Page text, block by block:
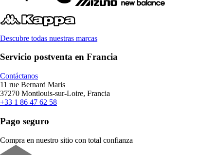
Descubre todas nuestras marcas
Servicio postventa en Francia
Contáctanos
11 rue Bernard Maris
37270 Montlouis-sur-Loire, Francia
+33 1 86 47 62 58
Pago seguro
Compra en nuestro sitio con total confianza